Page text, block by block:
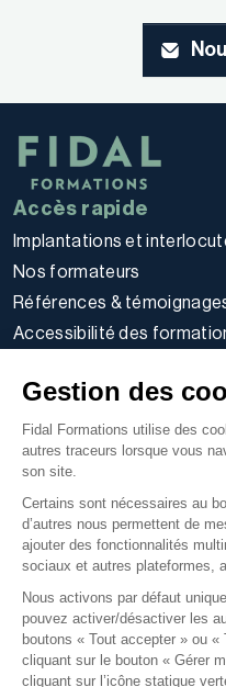
Gestion des
Fidal Formations utilise des
autres traceurs lorsque vous
son site.
Certains sont nécessaires au
d’autres nous permettent de
ajouter des fonctionnalités
sociaux et autres plateformes,
Nous activons par défaut
pouvez activer/désactiver les
boutons « Tout accepter » ou
cliquant sur le bouton « Gérer
cliquant sur l’icône statique
Accès rapide
Implantations et
Nos formateurs
Références &
Accessibilité des
Politique d’utilisation des
Politique de confidentialité
Conditions générales
Nos offres
E-learning
Formations certifiantes
Formations inter-
Formations intra-
Cycles d'actualité
Soyez alerté de